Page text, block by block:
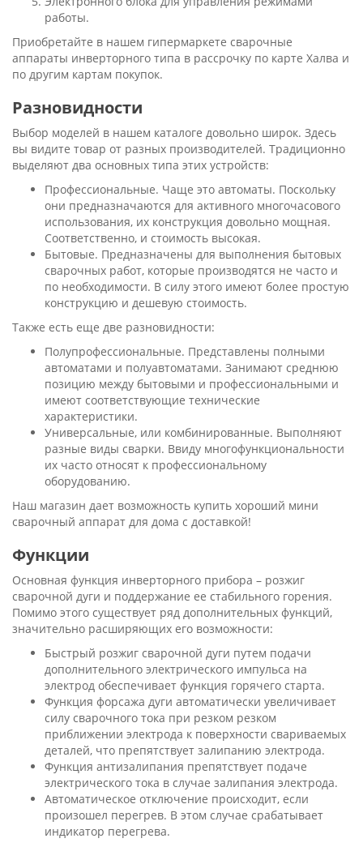
работы.
Приобретайте в нашем гипермаркете сварочные
аппараты инверторного типа в рассрочку по карте Халва и
по другим картам покупок.
Разновидности
Выбор моделей в нашем каталоге довольно широк. Здесь
вы видите товар от разных производителей. Традиционно
выделяют два основных типа этих устройств:
Профессиональные. Чаще это автоматы. Поскольку
они предназначаются для активного многочасового
использования, их конструкция довольно мощная.
Соответственно, и стоимость высокая.
Бытовые. Предназначены для выполнения бытовых
сварочных работ, которые производятся не часто и
по необходимости. В силу этого имеют более простую
конструкцию и дешевую стоимость.
Также есть еще две разновидности:
Полупрофессиональные. Представлены полными
автоматами и полуавтоматами. Занимают среднюю
позицию между бытовыми и профессиональными и
имеют соответствующие технические
характеристики.
Универсальные, или комбинированные. Выполняют
разные виды сварки. Ввиду многофункциональности
их часто относят к профессиональному
оборудованию.
Наш магазин дает возможность купить хороший мини
сварочный аппарат для дома с доставкой!
Функции
Основная функция инверторного прибора – розжиг
сварочной дуги и поддержание ее стабильного горения.
Помимо этого существует ряд дополнительных функций,
значительно расширяющих его возможности:
Быстрый розжиг сварочной дуги путем подачи
дополнительного электрического импульса на
электрод обеспечивает функция горячего старта.
Функция форсажа дуги автоматически увеличивает
силу сварочного тока при резком резком
приближении электрода к поверхности свариваемых
деталей, что препятствует залипанию электрода.
Функция антизалипания препятствует подаче
электрического тока в случае залипания электрода.
Автоматическое отключение происходит, если
произошел перегрев. В этом случае срабатывает
индикатор перегрева.